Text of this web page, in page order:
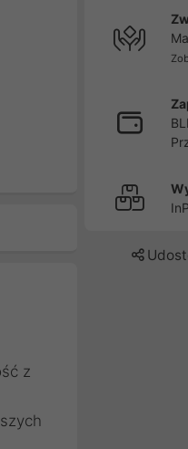
z